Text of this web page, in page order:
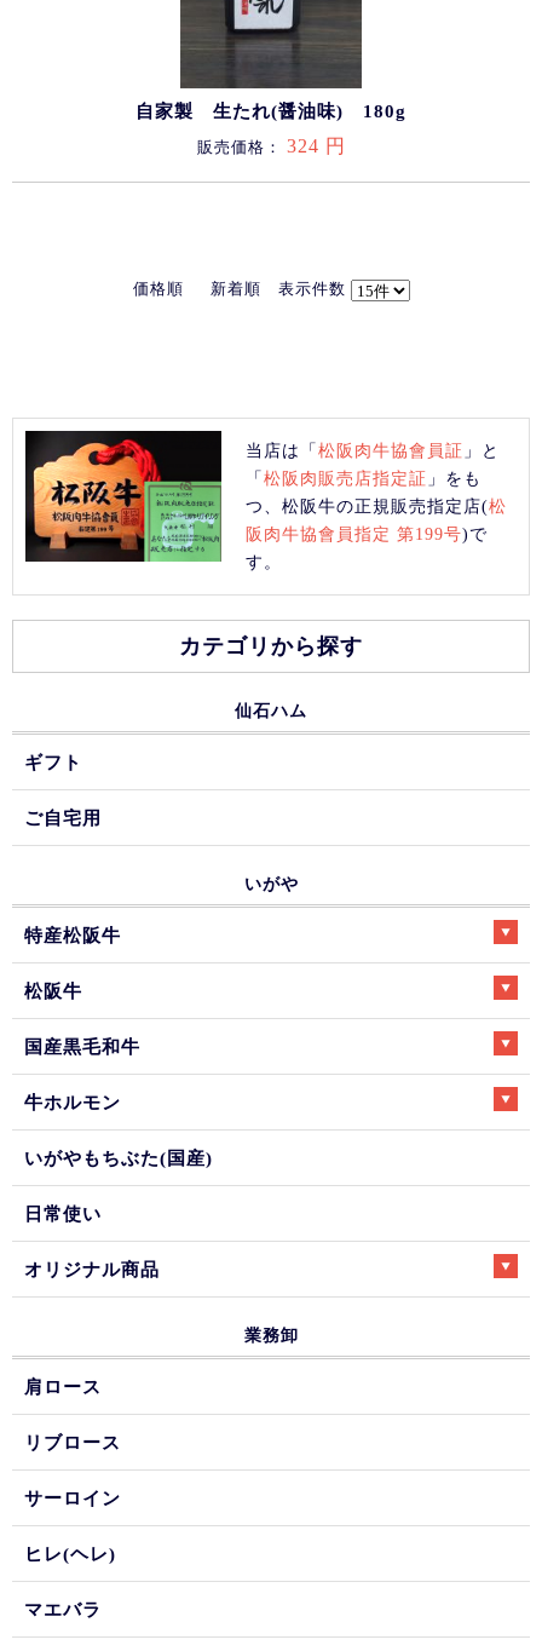
自家製 生たれ(醤油味) 180g
販売価格： 324 円
価格順 新着順 表示件数
当店は「松阪肉牛協會員証 」と
「松阪肉販売店指定証 」をも
つ、松阪牛の正規販売指定店(松
阪肉牛協會員指定 第199号)で
す。
カテゴリから探す
仙石ハム
ギフト
ご自宅用
いがや
特産松阪牛
松阪牛
国産黒毛和牛
牛ホルモン
いがやもちぶた(国産)
日常使い
オリジナル商品
業務卸
肩ロース
リブロース
サーロイン
ヒレ(ヘレ)
マエバラ